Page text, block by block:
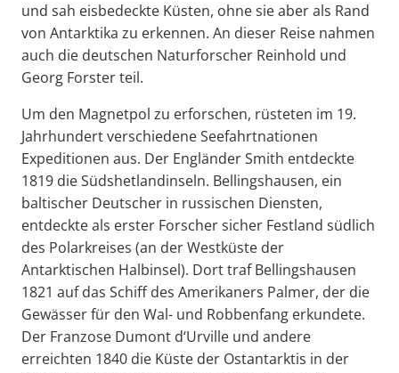
und sah eisbedeckte Küsten, ohne sie aber als Rand
von Antarktika zu erkennen. An dieser Reise nahmen
auch die deutschen Naturforscher Reinhold und
Georg Forster teil.
Um den Magnetpol zu erforschen, rüsteten im 19.
Jahrhundert verschiedene Seefahrtnationen
Expeditionen aus. Der Engländer Smith entdeckte
1819 die Südshetlandinseln. Bellingshausen, ein
baltischer Deutscher in russischen Diensten,
entdeckte als erster Forscher sicher Festland südlich
des Polarkreises (an der Westküste der
Antarktischen Halbinsel). Dort traf Bellingshausen
1821 auf das Schiff des Amerikaners Palmer, der die
Gewässer für den Wal- und Robbenfang erkundete.
Der Franzose Dumont d‘Urville und andere
erreichten 1840 die Küste der Ostantarktis in der